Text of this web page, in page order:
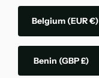
Belgium (EUR €)
Benin (GBP £)